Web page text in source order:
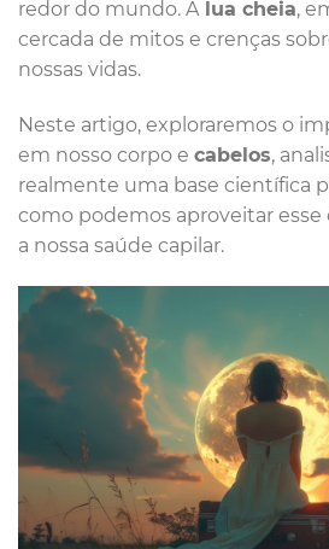
redor do mundo. Alua cheia,
cercada de mitos e crenças
nossas vidas.
Neste artigo, exploraremos o
em nosso corpo e cabelos,
realmente uma base científica
como podemos aproveitar
a nossa saúde capilar.